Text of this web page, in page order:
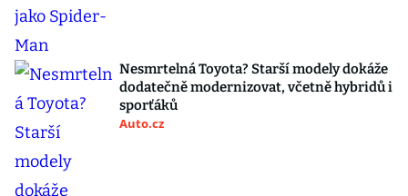
Nesmrtelná Toyota? Starší modely dokáže
dodatečně modernizovat, včetně hybridů i
sporťáků
Auto.cz